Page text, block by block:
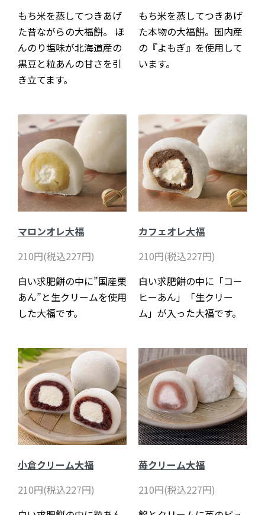
もち米を蒸してつきあげ
た昔ながらの大福餅。 ほ
んのり塩味が北海道産の
黒豆と粒あんの甘さを引
き立てます。
もち米を蒸してつきあげ
た本物の大福餅。国内産
の『よもぎ』を使用して
います。
マロンオレ大福
210円(税込227円)
白い求肥餅の中に”国産栗
あん”と生クリームを使用
した大福です。
カフェオレ大福
210円(税込227円)
白い求肥餅の中に「コー
ヒーあん」「生クリー
ム」が入った大福です。
小倉クリーム大福
210円(税込227円)
苺クリーム大福
210円(税込227円)